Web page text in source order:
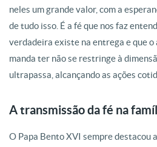
neles um grande valor, com a
de tudo isso. É a fé que nos faz
verdadeira existe na entrega e que o
manda ter não se restringe à
ultrapassa, alcançando as ações
A transmissão da fé na
O Papa Bento XVI sempre destacou